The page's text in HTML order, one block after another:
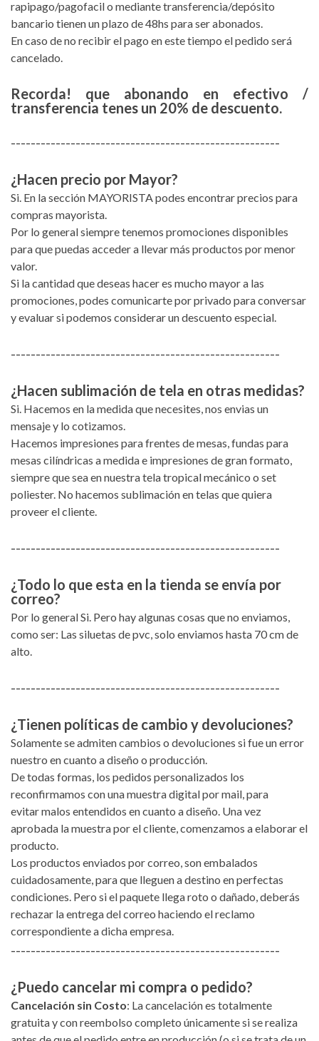
rapipago/pagofacil o mediante transferencia/depósito
bancario tienen un plazo de 48hs para ser abonados.
En caso de no recibir el pago en este tiempo el pedido será
cancelado.
Recorda! que abonando en efectivo /
transferencia tenes un 20% de descuento.
------------------------------------------------------
¿Hacen precio por Mayor?
Si. En la sección MAYORISTA podes encontrar precios para
compras mayorista.
Por lo general siempre tenemos promociones disponibles
para que puedas acceder a llevar más productos por menor
valor.
Si la cantidad que deseas hacer es mucho mayor a las
promociones, podes comunicarte por privado para conversar
y evaluar si podemos considerar un descuento especial.
------------------------------------------------------
¿Hacen sublimación de tela en otras medidas?
Si. Hacemos en la medida que necesites, nos envias un
mensaje y lo cotizamos.
Hacemos impresiones para frentes de mesas, fundas para
mesas cilíndricas a medida e impresiones de gran formato,
siempre que sea en nuestra tela tropical mecánico o set
poliester. No hacemos sublimación en telas que quiera
proveer el cliente.
------------------------------------------------------
¿Todo lo que esta en la tienda se envía por
correo?
Por lo general Si. Pero hay algunas cosas que no enviamos,
como ser: Las siluetas de pvc, solo enviamos hasta 70 cm de
alto.
------------------------------------------------------
¿Tienen políticas de cambio y devoluciones?
Solamente se admiten cambios o devoluciones si fue un error
nuestro en cuanto a diseño o producción.
De todas formas, los pedidos personalizados los
reconfirmamos con una muestra digital por mail, para
evitar malos entendidos en cuanto a diseño. Una vez
aprobada la muestra por el cliente, comenzamos a elaborar el
producto.
Los productos enviados por correo, son embalados
cuidadosamente, para que lleguen a destino en perfectas
condiciones. Pero si el paquete llega roto o dañado, deberás
rechazar la entrega del correo haciendo el reclamo
correspondiente a dicha empresa.
------------------------------------------------------
¿Puedo cancelar mi compra o pedido?
Cancelación sin Costo: La cancelación es totalmente
gratuita y con reembolso completo únicamente si se realiza